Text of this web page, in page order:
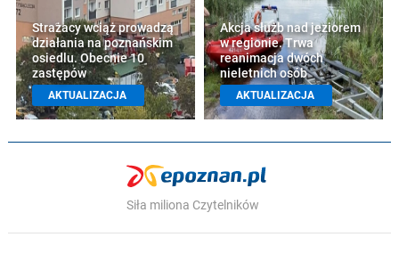
Strażacy wciąż prowadzą
działania na poznańskim
osiedlu. Obecnie 10
zastępów
AKTUALIZACJA
Akcja służb nad jeziorem
w regionie. Trwa
reanimacja dwóch
nieletnich osób
AKTUALIZACJA
Siła miliona Czytelników